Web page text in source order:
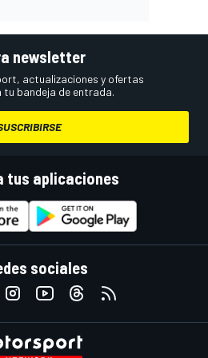
newsletter
actualizaciones y ofertas
tu bandeja de entrada.
tus aplicaciones
sociales